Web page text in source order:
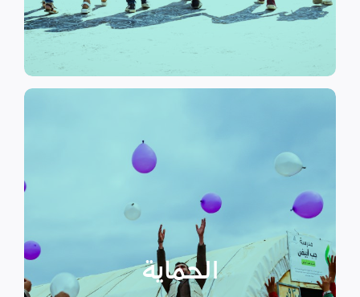
التعليم
الحماية
الحماية
الأسر المهمشة والتي ترأسها إناث
عبر تعزيز المساعدة الإنسانية التي
تراعي الأمور الخاصة بالنوع
الاجتماعي “الجنساني” مع التركيز